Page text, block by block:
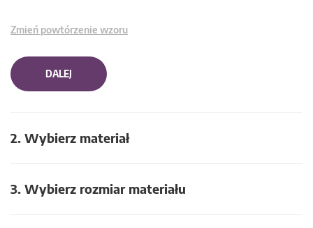
Zmień powtórzenie wzoru
DALEJ
2. Wybierz materiał
3. Wybierz rozmiar materiału